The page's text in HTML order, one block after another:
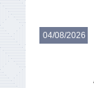
04/08/2026